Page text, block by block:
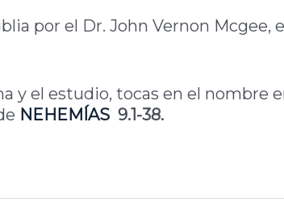
por el Dr. John Vernon Mcgee,
y el estudio, tocas en el nombre
NEHEMÍAS 9.1-38.